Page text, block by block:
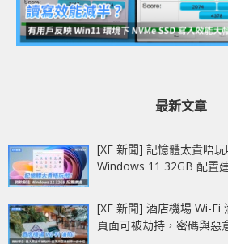
最新文章
[XF 新聞] 記憶體太貴唔
Windows 11 32GB 配置
[XF 新聞] 酒店機場 Wi-
頁面可被劫持，密碼與惡